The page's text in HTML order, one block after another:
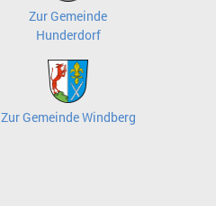
Zur Gemeinde
Hunderdorf
Zur Gemeinde Windberg